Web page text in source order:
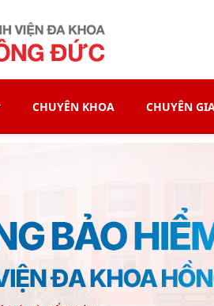
CHUYÊN KHOA CHUYÊN